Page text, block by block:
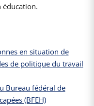
éducation.
en situation de
de politique du travail
Bureau fédéral de
(BFEH)